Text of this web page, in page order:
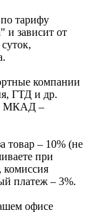
по тарифу
и зависит от
компании
ГТД и др.
МКАД –
товар – 10% (не
при
комиссия
платеж – 3%.
офисе